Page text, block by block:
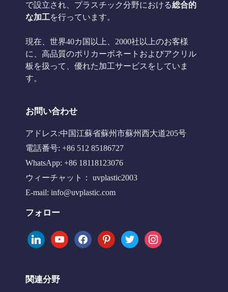
で設立され、プラスチック分野における総合的
な加工を行っています。
現在、世界40カ国以上、2000社以上のお客様
に、高品質のポリカーボネートおよびアクリル
板を扱って、優れた加工サービスをしていま
す。
お問い合わせ
アドレス:中国江蘇省蘇州市蘇州西大道205号
電話番号: +86 512 85186727
WhatsApp: +86 18118123076
ウィーチャット： uvplastic2003
E-mail: info@uvplastic.com
フォロー
linkedinyoutubefacebookpinteresttwitter instagram
関連分野